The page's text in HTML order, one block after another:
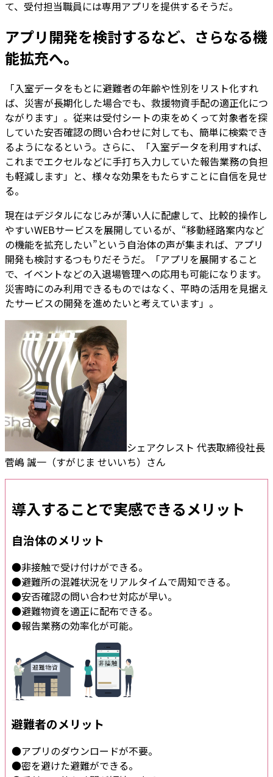
て、受付担当職員には専用アプリを提供するそうだ。
アプリ開発を検討するなど、さらなる機
能拡充へ。
「入室データをもとに避難者の年齢や性別をリスト化すれ
ば、災害が長期化した場合でも、救援物資手配の適正化につ
ながります」。従来は受付シートの束をめくって対象者を探
していた安否確認の問い合わせに対しても、簡単に検索でき
るようになるという。さらに、「入室データを利用すれば、
これまでエクセルなどに手打ち入力していた報告業務の負担
も軽減します」と、様々な効果をもたらすことに自信を見せ
る。
現在はデジタルになじみが薄い人に配慮して、比較的操作し
やすいWEBサービスを展開しているが、“移動経路案内など
の機能を拡充したい”という自治体の声が集まれば、アプリ
開発も検討するつもりだそうだ。「アプリを展開すること
で、イベントなどの入退場管理への応用も可能になります。
災害時にのみ利用できるものではなく、平時の活用を見据え
たサービスの開発を進めたいと考えています」。
シェアクレスト 代表取締役社長
菅嶋 誠一（すがじま せいいち）さん
導入することで実感できるメリット
自治体のメリット
●非接触で受け付けができる。
●避難所の混雑状況をリアルタイムで周知できる。
●安否確認の問い合わせ対応が早い。
●避難物資を適正に配布できる。
●報告業務の効率化が可能。
避難者のメリット
●アプリのダウンロードが不要。
●密を避けた避難ができる。